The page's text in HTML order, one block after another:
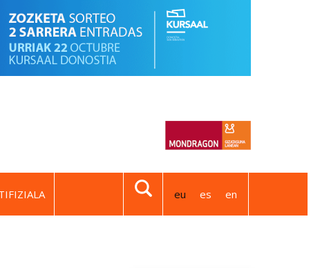
eu es en